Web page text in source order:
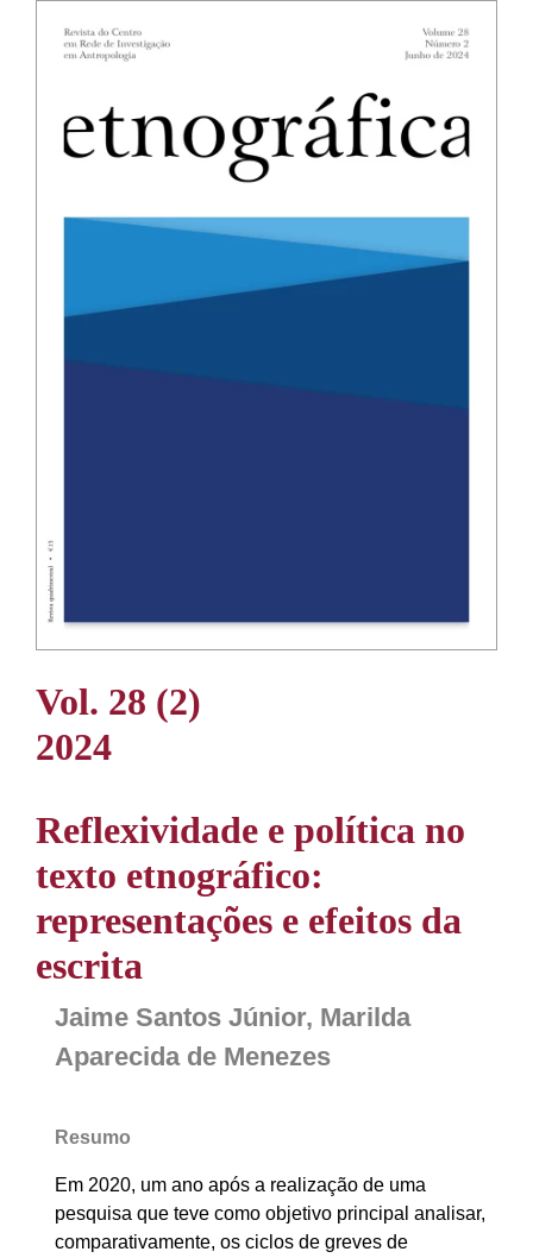
Vol. 28 (2)
2024
Reflexividade e política no
texto etnográfico:
representações e efeitos da
escrita
Jaime Santos Júnior, Marilda
Aparecida de Menezes
Resumo
Em 2020, um ano após a realização de uma
pesquisa que teve como objetivo principal analisar,
comparativamente, os ciclos de greves de